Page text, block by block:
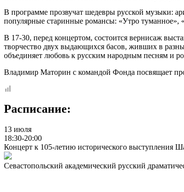
В программе прозвучат шедевры русской музыки:
популярные старинные романсы: «Утро туманное»,
В 17-30, перед концертом, состоится вернисаж
творчество двух выдающихся басов, живших в
объединяет любовь к русским народным песням и
Владимир Маторин с командой Фонда посвящает
Расписание:
13 июля
18:30-20:00
Концерт к 105-летию исторического выступления
Севастопольский академический русский